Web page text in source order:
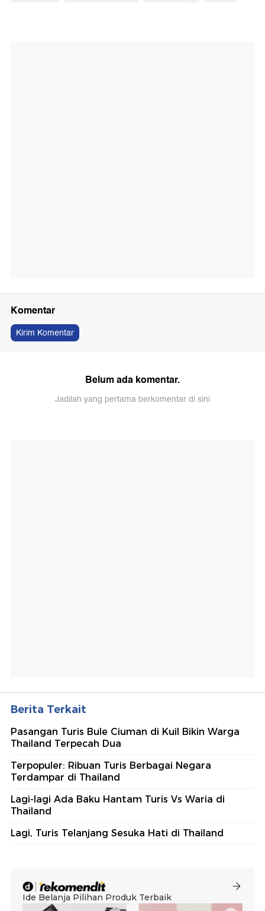
Komentar
Kirim Komentar
Belum ada komentar.
Jadilah yang pertama berkomentar di sini
Berita Terkait
Pasangan Turis Bule Ciuman di Kuil Bikin Warga
Thailand Terpecah Dua
Terpopuler: Ribuan Turis Berbagai Negara
Terdampar di Thailand
Lagi-lagi Ada Baku Hantam Turis Vs Waria di
Thailand
Lagi, Turis Telanjang Sesuka Hati di Thailand